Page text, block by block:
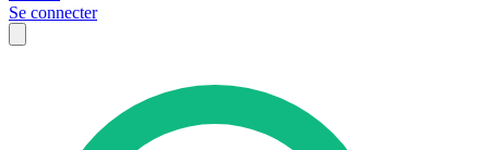
Se connecter